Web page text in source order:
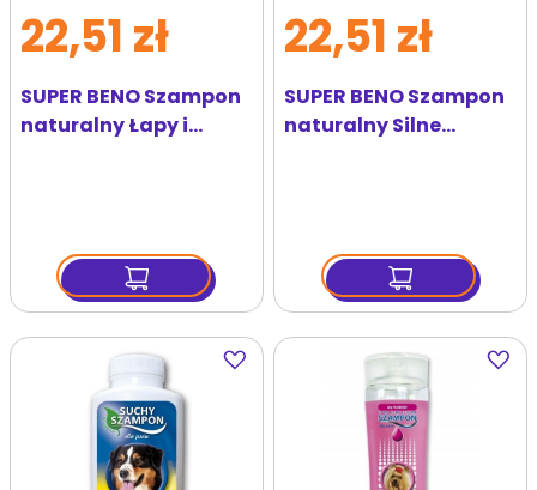
SUPER BENO Szampon
naturalny Łapy i
22,51 zł
SUPER BENO Szampon
naturalny Silne
22,51 zł
Dodaj
do
Dodaj
do